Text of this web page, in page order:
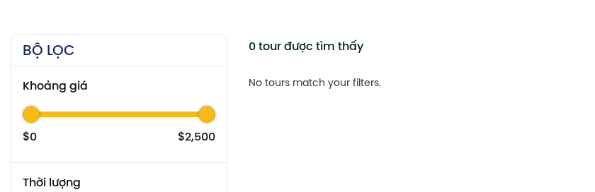
BỘ LỌC
Khoảng giá
$0 $2,500
Thời lượng
0 tour được tìm thấy
No tours match your filters.